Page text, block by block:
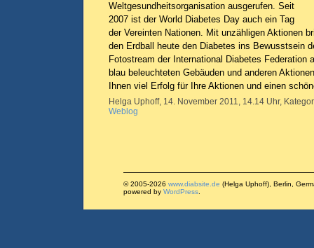
Weltgesundheitsorganisation ausgerufen. Seit
2007 ist der World Diabetes Day auch ein Tag
der Vereinten Nationen. Mit unzähligen Aktionen
den Erdball heute den Diabetes ins Bewusstsein
Fotostream der International Diabetes Federation
blau beleuchteten Gebäuden und anderen
Ihnen viel Erfolg für Ihre Aktionen und einen
Helga Uphoff, 14. November 2011, 14.14 Uhr,
Weblog
© 2005-2026 www.diabsite.de (Helga Uphoff), Berlin,
powered by WordPress.